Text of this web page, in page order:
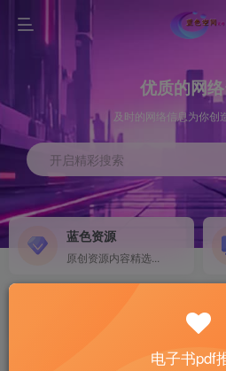
优质的网
及时的网络信息为你创
开启精彩搜索
蓝色资源
原创资源内容精选...
电子书pdf